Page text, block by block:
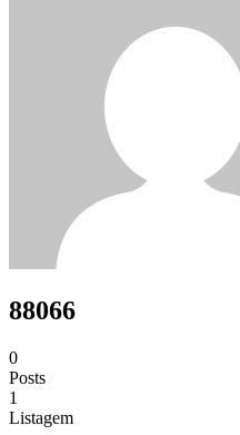
88066
0
Posts
1
Listagem